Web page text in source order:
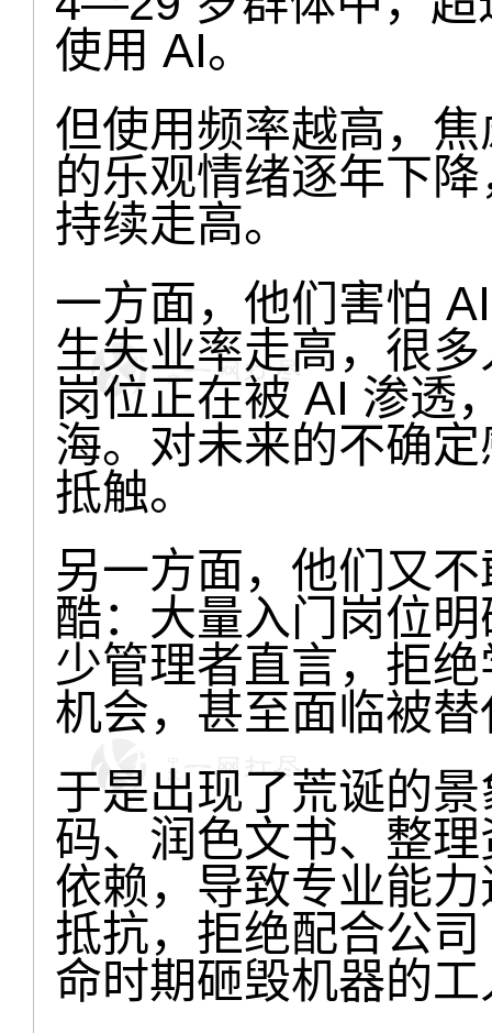
使用 AI。
但使用频率越高，
的乐观情绪逐年下
持续走高。
一方面，他们害怕
生失业率走高，很
岗位正在被 AI 渗透
海。对未来的不确
抵触。
另一方面，他们又
酷：大量入门岗位明
少管理者直言，拒
机会，甚至面临被
于是出现了荒诞的
码、润色文书、整
依赖，导致专业能
抵抗，拒绝配合公
命时期砸毁机器的工